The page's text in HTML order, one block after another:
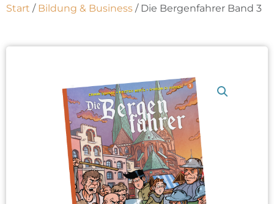
Start / Bildung & Business / Die Bergenfahrer Band 3